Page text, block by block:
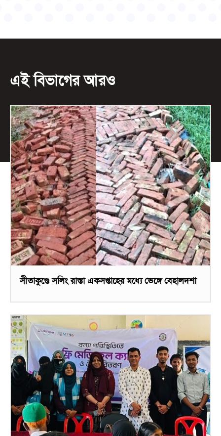
এই বিভাগের আরও
সীতাকুণ্ডে সলিং রাস্তা একসপ্তাহের মধ্যে ভেঙ্গে বেহালদশা